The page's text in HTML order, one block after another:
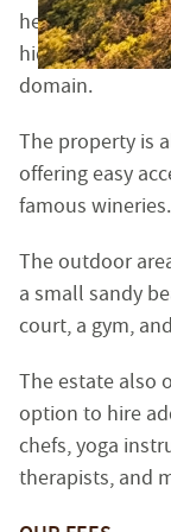
heart of the
hidden in a
domain.
The property is
offering easy
famous wineries.
The outdoor
a small sandy
court, a gym,
The estate also
option to hire
chefs, yoga
therapists, and
Loi n° 70-9 du
SARL EMILE
Adhérent au
Garantie
Honoraires de
Le médiateur
https://
Aix-en-
1 rue du 4
Tel : +33 (0)4
Succursale de :
Société à